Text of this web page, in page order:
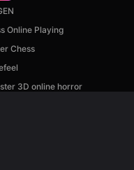
Online Playing
Chess
3D online horror